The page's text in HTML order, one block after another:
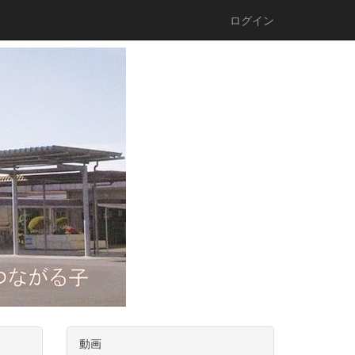
ログイン
動画